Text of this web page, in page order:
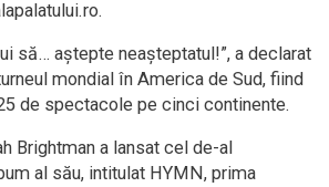
să… aştepte neaşteptatul!”, a declarat
mondial în America de Sud, fiind
de spectacole pe cinci continente.
Brightman a lansat cel de-al
al său, intitulat HYMN, prima